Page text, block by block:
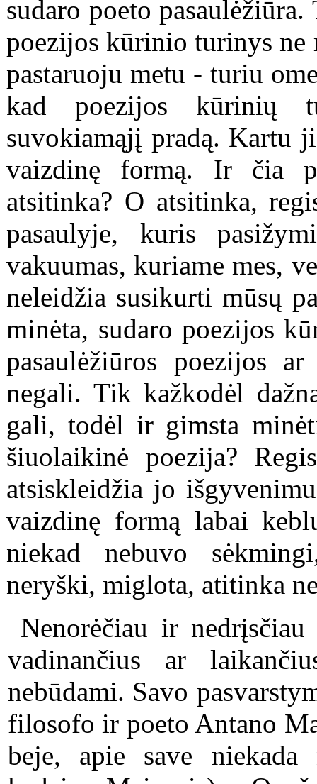
sudaro poeto
poezijos kūrinio turinys ne
pastaruoju metu - turiu
kad poezijos kūrinių
suvokiamąjį pradą. Kartu
vaizdinę formą. Ir čia
atsitinka? O atsitinka,
pasaulyje, kuris
vakuumas, kuriame mes,
neleidžia susikurti mūsų
minėta, sudaro poezijos
pasaulėžiūros poezijos
negali. Tik kažkodėl
gali, todėl ir gimsta
šiuolaikinė poezija?
atsiskleidžia jo
vaizdinę formą labai
niekad nebuvo
neryški, miglota, atitinka
Nenorėčiau ir
vadinančius ar
nebūdami. Savo
filosofo ir poeto Antano
beje, apie save